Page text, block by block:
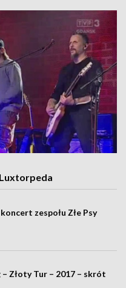
zespołu Złe Psy
Złoty Tur – 2017 – skrót